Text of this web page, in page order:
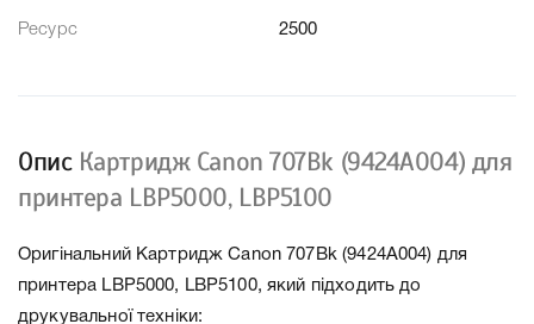
Ресурс 2500
Опис Картридж Canon 707Bk (9424A004) для
принтера LBР5000, LBР5100
Оригінальний Картридж Canon 707Bk (9424A004) для
принтера LBР5000, LBР5100, який підходить до
друкувальної техніки: